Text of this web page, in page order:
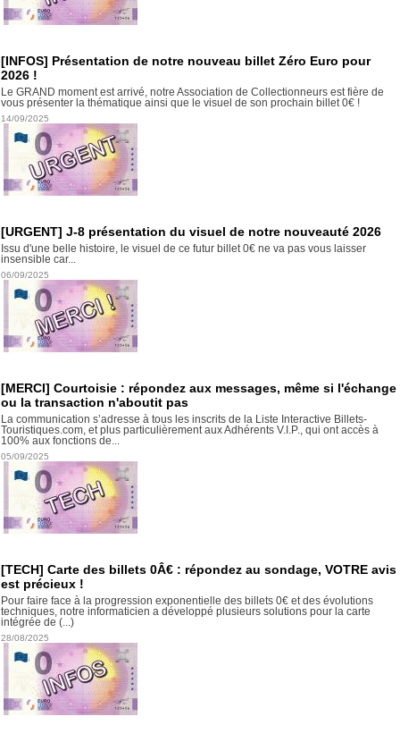
[INFOS] Présentation de notre nouveau billet Zéro Euro pour
2026 !
Le GRAND moment est arrivé, notre Association de Collectionneurs est fière de
vous présenter la thématique ainsi que le visuel de son prochain billet 0€ !
14/09/2025
[URGENT] J-8 présentation du visuel de notre nouveauté 2026
Issu d'une belle histoire, le visuel de ce futur billet 0€ ne va pas vous laisser
insensible car...
06/09/2025
[MERCI] Courtoisie : répondez aux messages, même si l'échange
ou la transaction n'aboutit pas
La communication s’adresse à tous les inscrits de la Liste Interactive Billets-
Touristiques.com, et plus particulièrement aux Adhérents V.I.P., qui ont accès à
100% aux fonctions de...
05/09/2025
[TECH] Carte des billets 0Â€ : répondez au sondage, VOTRE avis
est précieux !
Pour faire face à la progression exponentielle des billets 0€ et des évolutions
techniques, notre informaticien a développé plusieurs solutions pour la carte
intégrée de (...)
28/08/2025